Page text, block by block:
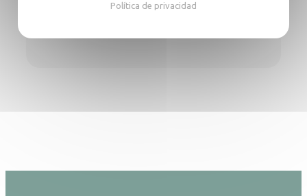
Contactar
Política de privacidad